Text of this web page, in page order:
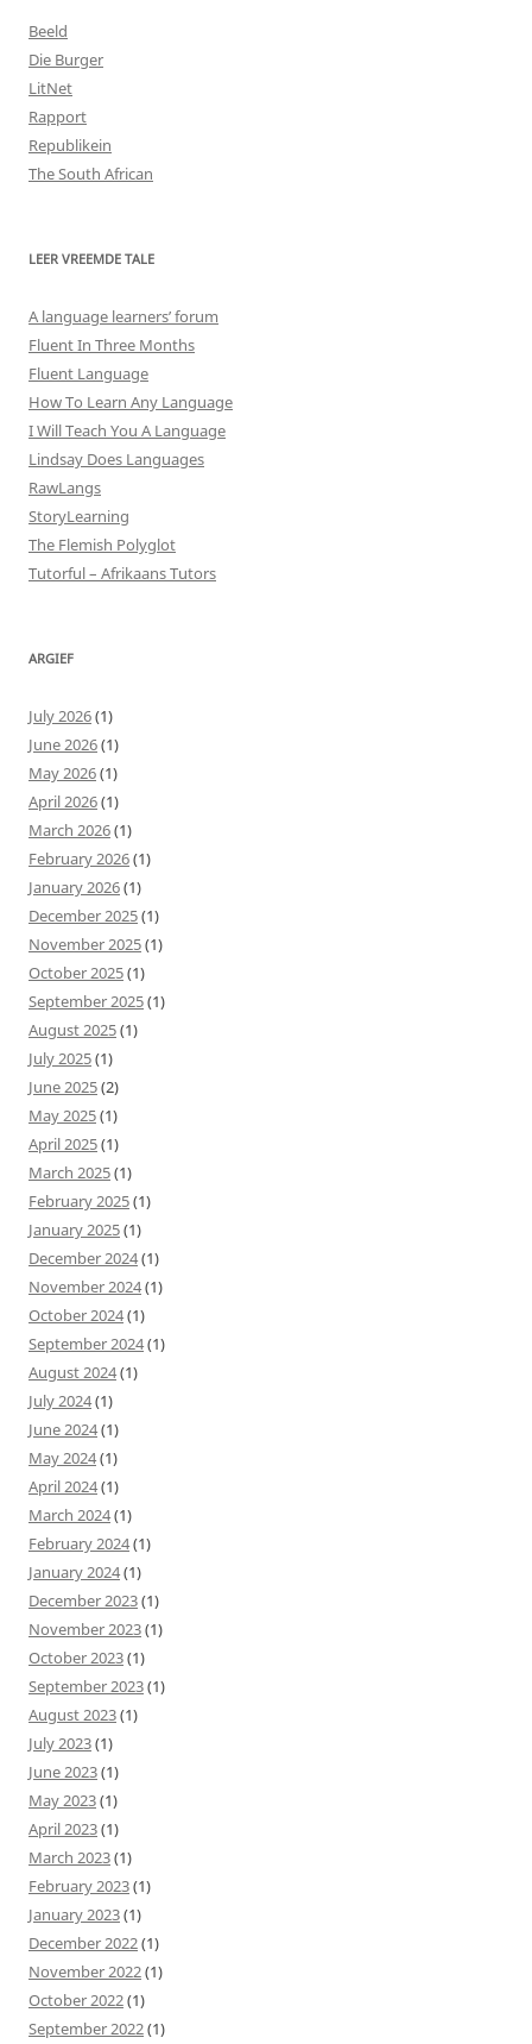
Beeld
Die Burger
LitNet
Rapport
Republikein
The South African
LEER VREEMDE TALE
A language learners’ forum
Fluent In Three Months
Fluent Language
How To Learn Any Language
I Will Teach You A Language
Lindsay Does Languages
RawLangs
StoryLearning
The Flemish Polyglot
Tutorful – Afrikaans Tutors
ARGIEF
July 2026(1)
June 2026(1)
May 2026(1)
April 2026(1)
March 2026(1)
February 2026(1)
January 2026(1)
December 2025(1)
November 2025(1)
October 2025(1)
September 2025(1)
August 2025(1)
July 2025(1)
June 2025(2)
May 2025(1)
April 2025(1)
March 2025(1)
February 2025(1)
January 2025(1)
December 2024(1)
November 2024(1)
October 2024(1)
September 2024(1)
August 2024(1)
July 2024(1)
June 2024(1)
May 2024(1)
April 2024(1)
March 2024(1)
February 2024(1)
January 2024(1)
December 2023(1)
November 2023(1)
October 2023(1)
September 2023(1)
August 2023(1)
July 2023(1)
June 2023(1)
May 2023(1)
April 2023(1)
March 2023(1)
February 2023(1)
January 2023(1)
December 2022(1)
November 2022(1)
October 2022(1)
September 2022(1)